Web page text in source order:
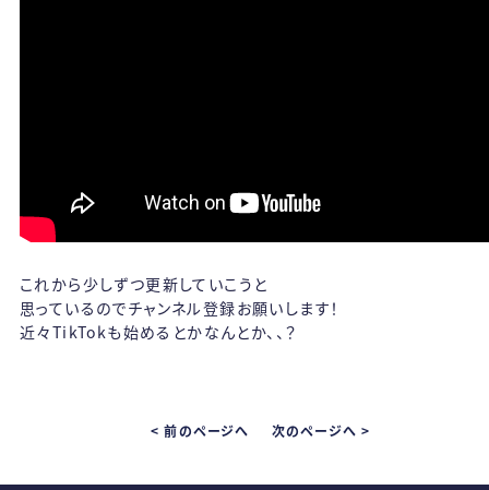
これから少しずつ更新していこうと
思っているのでチャンネル登録お願いします！
近々TikTokも始めるとかなんとか、、？
< 前のページへ 次のページへ >